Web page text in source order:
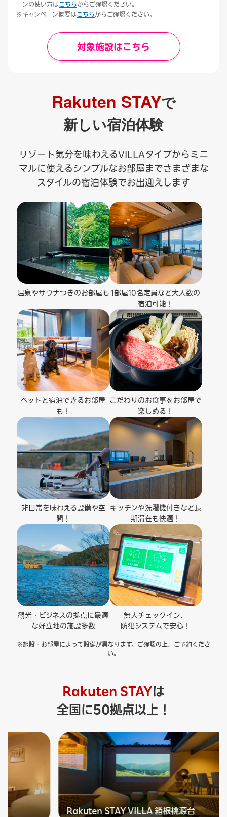
ンの使い方はこちらからご確認ください。
キャンペーン概要はこちらからご確認ください。
対象施設はこちら
Rakuten STAYで
新しい宿泊体験
リゾート気分を味わえるVILLAタイプからミニ
マルに使えるシンプルなお部屋までさまざまな
スタイルの宿泊体験でお出迎えします
温泉やサウナつきのお部屋も 1部屋10名定員など大人数の
宿泊可能！
ペットと宿泊できるお部屋
も！
こだわりのお食事を お部屋で
楽しめる！
非日常を味わえる設備や空
間！
キッチンや洗濯機付きなど長
期滞在も快適！
観光・ビジネスの拠点に 最適
な好立地の施設多数
無人チェックイン、
防犯システムで安心！
※施設・お部屋によって設備が異なります。ご確認の上、ご予約くださ
い。
Rakuten STAYは
全国に50拠点以上！
Rakuten STAY VILLA 箱根桃源台